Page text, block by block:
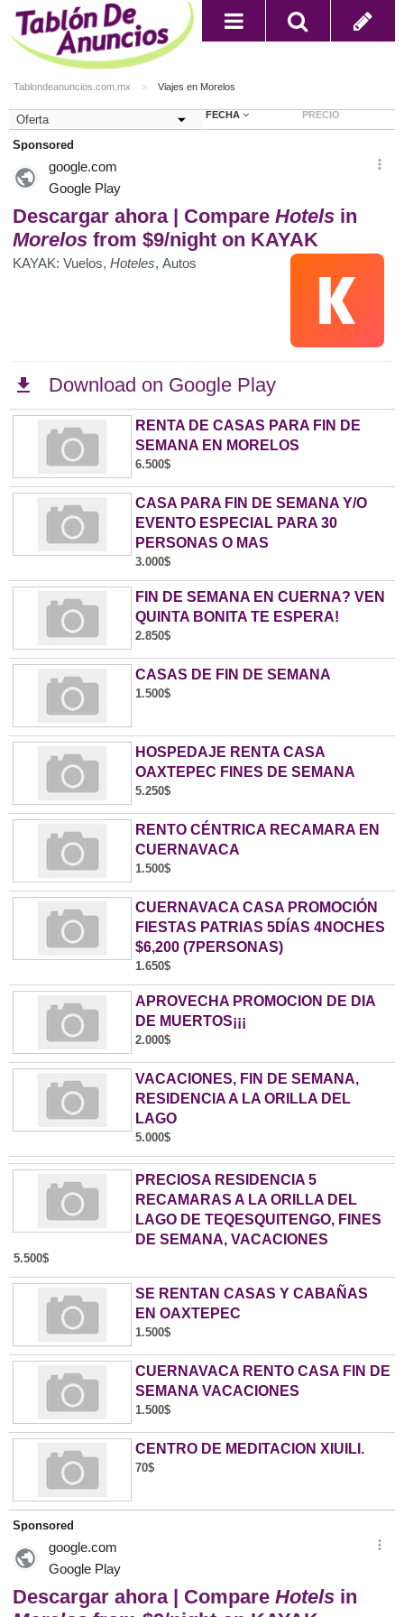
Tablondeanuncios.com.mx Viajes en Morelos
FECHA PRECIO
RENTA DE CASAS PARA FIN DE
SEMANA EN MORELOS
6.500$
CASA PARA FIN DE SEMANA Y/O
EVENTO ESPECIAL PARA 30
PERSONAS O MAS
3.000$
FIN DE SEMANA EN CUERNA? VEN
QUINTA BONITA TE ESPERA!
2.850$
CASAS DE FIN DE SEMANA
1.500$
HOSPEDAJE RENTA CASA
OAXTEPEC FINES DE SEMANA
5.250$
RENTO CÉNTRICA RECAMARA EN
CUERNAVACA
1.500$
CUERNAVACA CASA PROMOCIÓN
FIESTAS PATRIAS 5DÍAS 4NOCHES
$6,200 (7PERSONAS)
1.650$
APROVECHA PROMOCION DE DIA
DE MUERTOS¡¡¡
2.000$
VACACIONES, FIN DE SEMANA,
RESIDENCIA A LA ORILLA DEL
LAGO
5.000$
PRECIOSA RESIDENCIA 5
RECAMARAS A LA ORILLA DEL
LAGO DE TEQESQUITENGO, FINES
DE SEMANA, VACACIONES
5.500$
SE RENTAN CASAS Y CABAÑAS
EN OAXTEPEC
1.500$
CUERNAVACA RENTO CASA FIN DE
SEMANA VACACIONES
1.500$
CENTRO DE MEDITACION XIUILI.
70$